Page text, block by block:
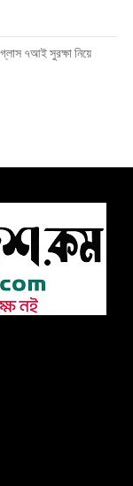
৭আই সুরক্ষা নিয়ে